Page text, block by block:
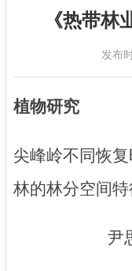
《热带林
发布
植物研究
尖峰岭不同恢
林的林分空间
尹